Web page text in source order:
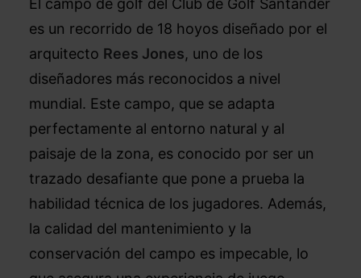
El campo de golf del Club de Golf Santander
es un recorrido de 18 hoyos diseñado por el
arquitecto Rees Jones, uno de los
diseñadores más reconocidos a nivel
mundial. Este campo, que se adapta
perfectamente al entorno natural y al
paisaje de la zona, es conocido por ser un
trazado desafiante que pone a prueba la
habilidad técnica de los jugadores. Además,
la calidad del mantenimiento y la
conservación del campo es impecable, lo